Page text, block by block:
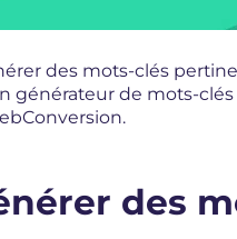
des mots-clés
de mots-clés
des